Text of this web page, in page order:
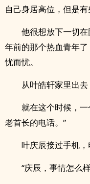
自己身居高位，但是
他很想放下一切
年前的那个热血青年
忧而忧。
从叶皓轩家里出去
就在这个时候，一
老首长的电话。”
叶庆辰接过手机，
“庆辰，事情怎么